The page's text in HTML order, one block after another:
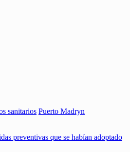
sanitarios Puerto Madryn
preventivas que se habían adoptado